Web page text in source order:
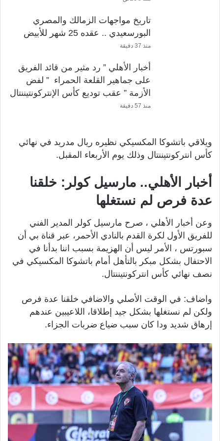
تاريخ مواجهات الزمالك والمصري
البورسعيدي .. عقده 25 شهر للأبيض
منذ 37 دقيقة
أخبار الأهلي ” رد مثير من قائد الفريق
على جماهير القلعة الحمراء ” لفض
الأزمة ” عقب توديع كأس الإنتركونتيننتال
منذ 57 دقيقة
ويلاقي باتشوكا المكسيكي نظيره ريال مدريد في نهائي
كأس انتركونتيننتال وذلك يوم الأربعاء المقبل.
أخبار الأهلي.. مارسيل كولر: خلقنا
عدة فرص لم نستغلها
وعن أخبار الأهلي ، صرح مارسيل كولر المدير الفني
للفريق الأول لكرة القدم بالنادي الأحمر، عبر قناة بي أن
سبورتس ، الأمر ليس أن الهزيمة بسبب اننا بدأنا في
الاحتفال بشكل مبكر بالتأهل أمام باتشوكا المكسيكي في
نصف نهائي كأس انتركونتيننتال.
واضاف: في الوقت الأصلي والاضافي خلقنا عدة فرص
ولكن لم نستغلها بشكل جيد إطلاقا، اللاعيبين عندهم
إرهاق شديد ودا كان سبب ضياع ضربات الجزاء.